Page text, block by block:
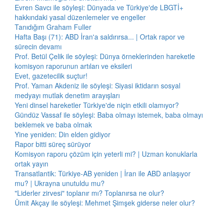
Evren Savcı ile söyleşi: Dünyada ve Türkiye'de LBGTİ+
hakkındaki yasal düzenlemeler ve engeller
Tanıdığım Graham Fuller
Hafta Başı (71): ABD İran'a saldırırsa... | Ortak rapor ve
sürecin devamı
Prof. Betül Çelik ile söyleşi: Dünya örneklerinden hareketle
komisyon raporunun artıları ve eksileri
Evet, gazetecilik suçtur!
Prof. Yaman Akdeniz ile söyleşi: Siyasi iktidarın sosyal
medyayı mutlak denetim arayışları
Yeni dinsel hareketler Türkiye'de niçin etkili olamıyor?
Gündüz Vassaf ile söyleşi: Baba olmayı istemek, baba olmayı
beklemek ve baba olmak
Yine yeniden: Din elden gidiyor
Rapor bitti süreç sürüyor
Komisyon raporu çözüm için yeterli mi? | Uzman konuklarla
ortak yayın
Transatlantik: Türkiye-AB yeniden | İran ile ABD anlaşıyor
mu? | Ukrayna unutuldu mu?
"Liderler zirvesi" toplanır mı? Toplanırsa ne olur?
Ümit Akçay ile söyleşi: Mehmet Şimşek giderse neler olur?